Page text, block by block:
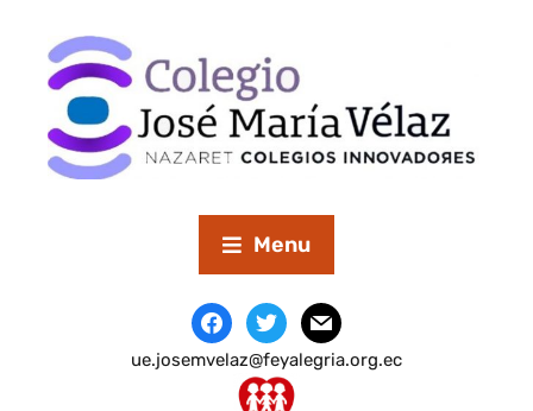
Menu
ue.josemvelaz@feyalegria.org.ec